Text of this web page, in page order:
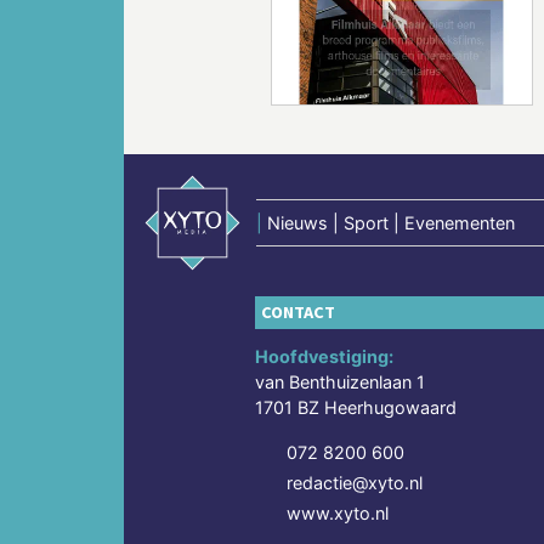
Nieuws | Sport | Evenementen
CONTACT
Hoofdvestiging:
van Benthuizenlaan 1
1701 BZ Heerhugowaard
072 8200 600
redactie@xyto.nl
www.xyto.nl